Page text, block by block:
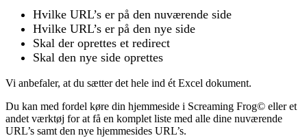
Hvilke URL’s er på den nuværende side
Hvilke URL’s er på den nye side
Skal der oprettes et redirect
Skal den nye side oprettes
Vi anbefaler, at du sætter det hele ind ét Excel dokument.
Du kan med fordel køre din hjemmeside i Screaming Frog© eller et
andet værktøj for at få en komplet liste med alle dine nuværende
URL’s samt den nye hjemmesides URL’s.